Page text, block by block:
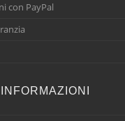
con PayPal